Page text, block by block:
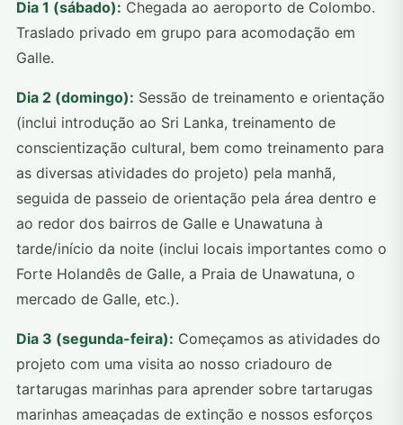
Dia 1 (sábado): Chegada ao aeroporto de Colombo.
Traslado privado em grupo para acomodação em
Galle.
Dia 2 (domingo): Sessão de treinamento e orientação
(inclui introdução ao Sri Lanka, treinamento de
conscientização cultural, bem como treinamento para
as diversas atividades do projeto) pela manhã,
seguida de passeio de orientação pela área dentro e
ao redor dos bairros de Galle e Unawatuna à
tarde/início da noite (inclui locais importantes como o
Forte Holandês de Galle, a Praia de Unawatuna, o
mercado de Galle, etc.).
Dia 3 (segunda-feira): Começamos as atividades do
projeto com uma visita ao nosso criadouro de
tartarugas marinhas para aprender sobre tartarugas
marinhas ameaçadas de extinção e nossos esforços